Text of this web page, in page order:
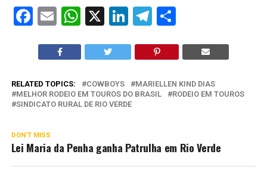
Facebook
EmailWhatsApp
X LinkedIn
Telegram
Share
RELATED TOPICS: COWBOYS
MARIELLEN KIND DIAS
MELHOR RODEIO EM TOUROS DO BRASIL
RODEIO EM TOUROS
SINDICATO RURAL DE RIO VERDE
DON'T MISS
Lei Maria da Penha ganha Patrulha em Rio Verde